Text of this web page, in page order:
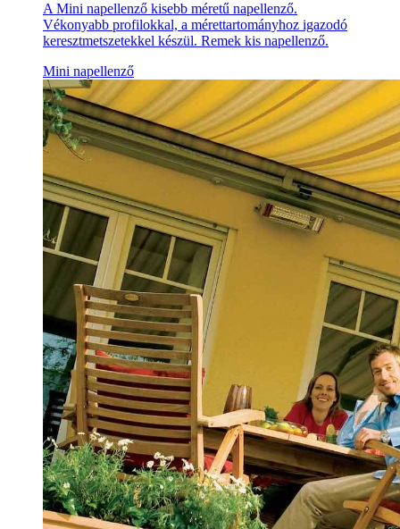
A Mini napellenző kisebb méretű napellenző.
Vékonyabb profilokkal, a mérettartományhoz igazodó
keresztmetszetekkel készül. Remek kis napellenző.
Mini napellenző